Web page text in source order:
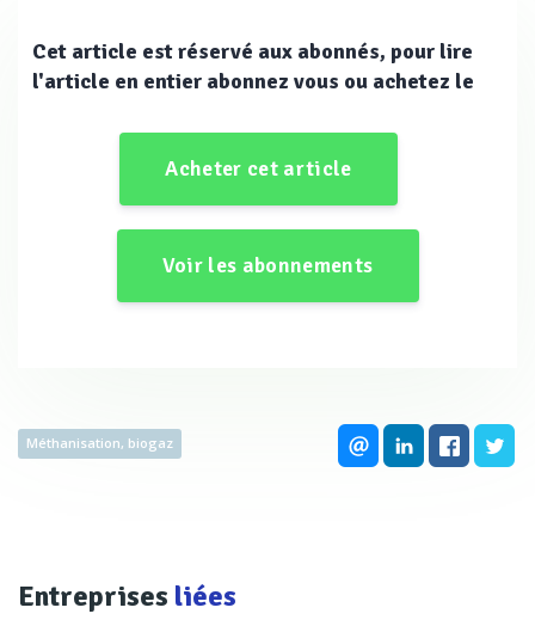
situation, les politiques publiques se sont alors engagées
pour protéger l'environnement, conduisant à la création
urbaines (DERU), qui oblige, notamment, les communes à
Cet article est réservé aux abonnés, pour lire
l'article en entier abonnez vous ou achetez le
Acheter cet article
Voir les abonnements
Méthanisation, biogaz
Entreprises liées